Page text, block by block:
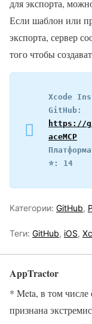
для экспорта,
Если шаблон или
экспорта, сервер
того чтобы
Xcode
https://
aceMCP
⭐️: 14
Категории: GitHub,
Теги: GitHub, iOS,
AppTractor
* Meta, в том числе
признана